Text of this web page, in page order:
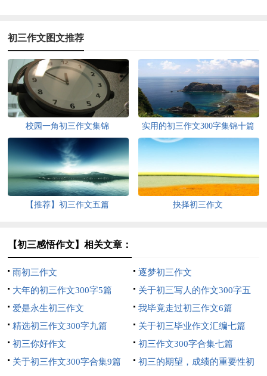
初三作文图文推荐
校园一角初三作文集锦 实用的初三作文300字集锦十篇
【推荐】初三作文五篇 抉择初三作文
【初三感悟作文】相关文章：
雨初三作文
逐梦初三作文
大年的初三作文300字5篇
关于初三写人的作文300字五
篇
爱是永生初三作文
我毕竟走过初三作文6篇
精选初三作文300字九篇
关于初三毕业作文汇编七篇
初三你好作文
初三作文300字合集七篇
关于初三作文300字合集9篇
初三的期望，成绩的重要性初